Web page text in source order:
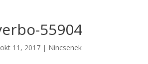
55904
okt 11, 2017| Nincsenek